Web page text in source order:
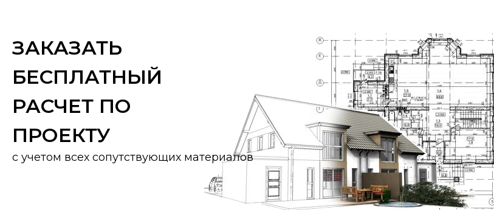
334 x 420 мм
300 мм
Расстояние между обрешеткой (прибл.) 310 - 340 мм
Расход черепицы на м2 (прибл.) 9.8 – 10.7 шт/м²
4,7 кг/шт
47 кг/м²
ЗАКАЗАТЬ
БЕСПЛАТНЫЙ
РАСЧЕТ ПО
ПРОЕКТУ
с учетом всех сопутствующих материалов